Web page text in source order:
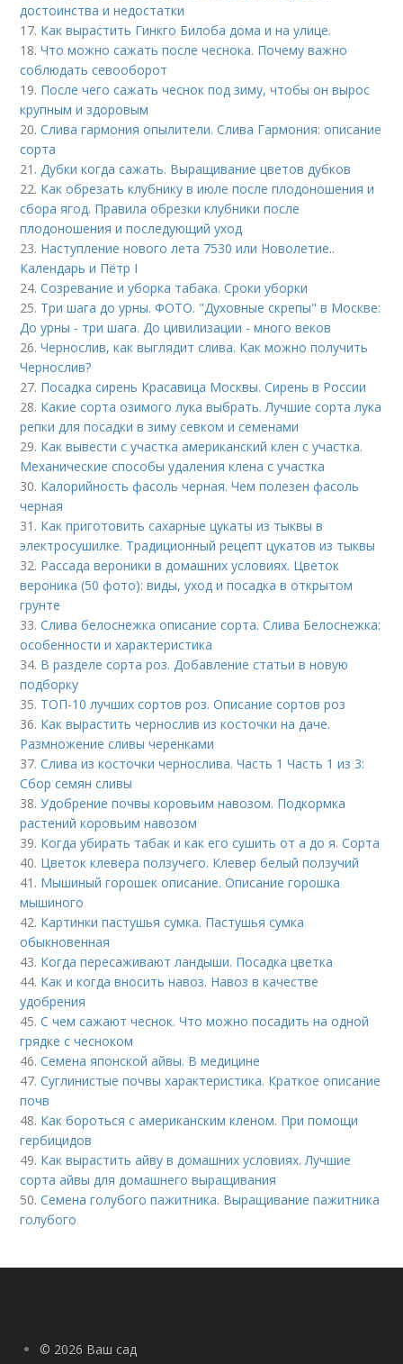
достоинства и недостатки
17. Как вырастить Гинкго Билоба дома и на улице.
18.Что можно сажать после чеснока. Почему важно
соблюдать севооборот
19. После чего сажать чеснок под зиму, чтобы он вырос
крупным и здоровым
20.Слива гармония опылители. Слива Гармония: описание
сорта
21.Дубки когда сажать. Выращивание цветов дубков
22. Как обрезать клубнику в июле после плодоношения и
сбора ягод. Правила обрезки клубники после
плодоношения и последующий уход
23. Наступление нового лета 7530 или Новолетие..
Календарь и Пётр I
24.Созревание и уборка табака. Сроки уборки
25. Три шага до урны. ФОТО. "Духовные скрепы" в Москве:
До урны - три шага. До цивилизации - много веков
26.Чернослив, как выглядит слива. Как можно получить
Чернослив?
27. Посадка сирень Красавица Москвы. Сирень в России
28. Какие сорта озимого лука выбрать. Лучшие сорта лука
репки для посадки в зиму севком и семенами
29. Как вывести с участка американский клен с участка.
Механические способы удаления клена с участка
30. Калорийность фасоль черная. Чем полезен фасоль
черная
31. Как приготовить сахарные цукаты из тыквы в
электросушилке. Традиционный рецепт цукатов из тыквы
32. Рассада вероники в домашних условиях. Цветок
вероника (50 фото): виды, уход и посадка в открытом
грунте
33.Слива белоснежка описание сорта. Слива Белоснежка:
особенности и характеристика
34. В разделе сорта роз. Добавление статьи в новую
подборку
35. ТОП-10 лучших сортов роз. Описание сортов роз
36. Как вырастить чернослив из косточки на даче.
Размножение сливы черенками
37.Слива из косточки чернослива. Часть 1 Часть 1 из 3:
Сбор семян сливы
38.Удобрение почвы коровьим навозом. Подкормка
растений коровьим навозом
39. Когда убирать табак и как его сушить от а до я. Сорта
40. Цветок клевера ползучего. Клевер белый ползучий
41. Мышиный горошек описание. Описание горошка
мышиного
42. Картинки пастушья сумка. Пастушья сумка
обыкновенная
43. Когда пересаживают ландыши. Посадка цветка
44. Как и когда вносить навоз. Навоз в качестве
удобрения
45.С чем сажают чеснок. Что можно посадить на одной
грядке с чесноком
46.Семена японской айвы. В медицине
47.Суглинистые почвы характеристика. Краткое описание
почв
48. Как бороться с американским кленом. При помощи
гербицидов
49. Как вырастить айву в домашних условиях. Лучшие
сорта айвы для домашнего выращивания
50.Семена голубого пажитника. Выращивание пажитника
голубого
© 2026 Ваш сад